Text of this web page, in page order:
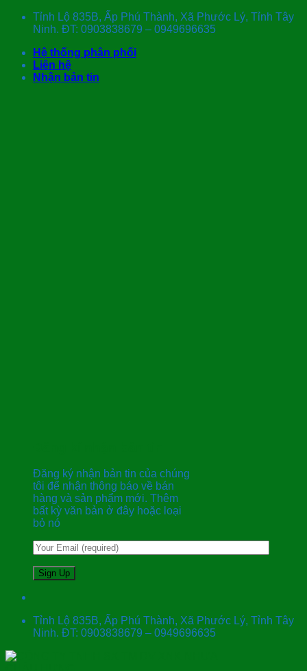
Skip
Tỉnh Lộ 835B, Ấp Phú Thành, Xã Phước Lý, Tỉnh Tây
Ninh. ĐT: 0903838679 – 0949696635
Hệ thống phân phối
Liên hệ
Nhận bản tin
Đăng ký nhận bản tin của chúng
tôi để nhận thông báo về bán
hàng và sản phẩm mới. Thêm
bất kỳ văn bản ở đây hoặc loại
bỏ nó
Tỉnh Lộ 835B, Ấp Phú Thành, Xã Phước Lý, Tỉnh Tây
Ninh. ĐT: 0903838679 – 0949696635